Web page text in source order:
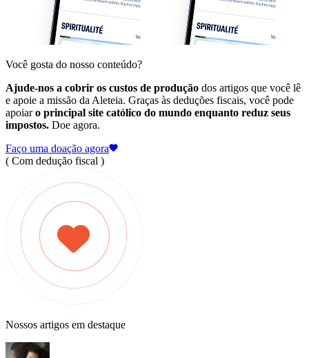
Você gosta do nosso conteúdo?
Ajude-nos a cobrir os custos de produção dos artigos que você lê
e apoie a missão da Aleteia. Graças às deduções fiscais, você pode
apoiaro principal site católico do mundo enquanto reduz seus
impostos. Doe agora.
Faço uma doação agora
( Com dedução fiscal )
Nossos artigos em destaque